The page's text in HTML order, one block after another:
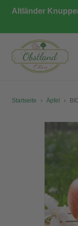
zumAltländer
Startseite › Äpfel ›